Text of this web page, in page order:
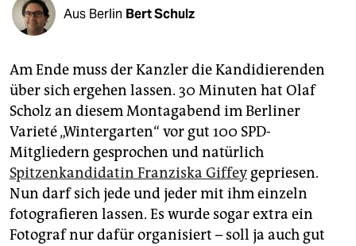
shop
fragen & hilfe
unterstützen
abo
genossenschaft
epaper login
Aus Berlin Bert Schulz
Am Ende muss der Kanzler die Kandidierenden
über sich ergehen lassen. 30 Minuten hat Olaf
Scholz an diesem Montagabend im Berliner
Varieté „Wintergarten“ vor gut 100 SPD-
Mitgliedern gesprochen und natürlich
Spitzenkandidatin Franziska Giffey gepriesen.
Nun darf sich jede und jeder mit ihm einzeln
fotografieren lassen. Es wurde sogar extra ein
Fotograf nur dafür organisiert – soll ja auch gut